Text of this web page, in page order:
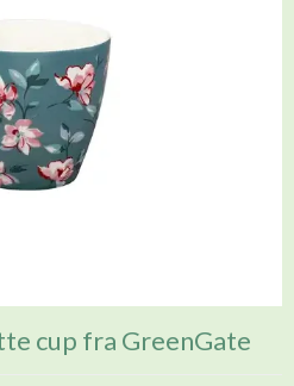
cup fra GreenGate